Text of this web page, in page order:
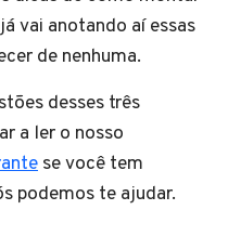
vai anotando aí essas
de nenhuma.
desses três
a ler o nosso
se você tem
podemos te ajudar.